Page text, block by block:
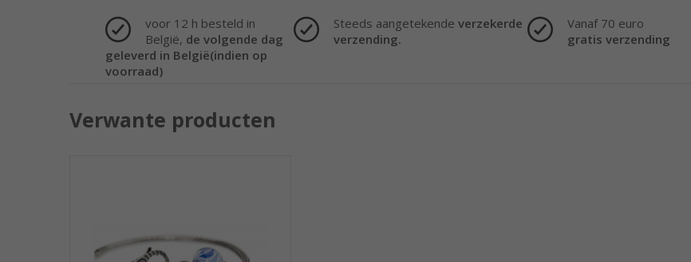
voor 12 h besteld in
België, de volgende dag
geleverd in België(indien op
voorraad)
Steeds aangetekendeverzekerde
verzending.
Vanaf 70 euro
gratis verzending
Verwante producten